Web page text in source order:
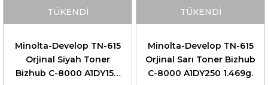
TÜKENDI
Minolta-Develop TN-615
Orjinal Siyah Toner
Bizhub C-8000 A1DY150
TÜKENDI
Minolta-Develop TN-615
Orjinal Sarı Toner Bizhub
C-8000 A1DY250 1.469g.